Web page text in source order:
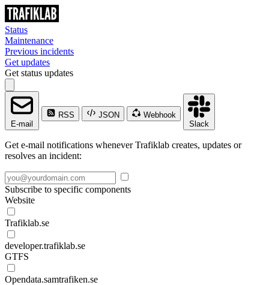
Status
Maintenance
Previous incidents
Get updates
Get status updates
E-mail
RSS JSON
Webhook
Slack
Get e-mail notifications whenever Trafiklab creates, updates or
resolves an incident:
Subscribe to specific components
Website
Trafiklab.se
developer.trafiklab.se
GTFS
Opendata.samtrafiken.se